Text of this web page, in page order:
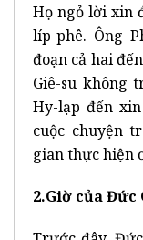
Họ ngỏ lời xin
líp-phê. Ông
đoạn cả hai
Giê-su không
Hy-lạp đến
cuộc chuyện
gian thực hiện
2.Giờ của Đức